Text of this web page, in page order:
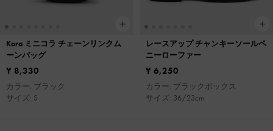
Kora ミニコラ チェーンリンクム
ーンバッグ
¥ 8,330
カラー: ブラック
サイズ: S
レースアップ チャンキーソールペ
ニーローファー
¥ 6,250
カラー: ブラックボックス
サイズ: 36/23cm